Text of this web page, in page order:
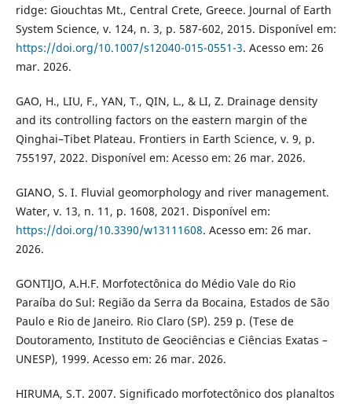
ridge: Giouchtas Mt., Central Crete, Greece. Journal of Earth
System Science, v. 124, n. 3, p. 587-602, 2015. Disponível em:
https://doi.org/10.1007/s12040-015-0551-3. Acesso em: 26
mar. 2026.
GAO, H., LIU, F., YAN, T., QIN, L., & LI, Z. Drainage density
and its controlling factors on the eastern margin of the
Qinghai–Tibet Plateau. Frontiers in Earth Science, v. 9, p.
755197, 2022. Disponível em: Acesso em: 26 mar. 2026.
GIANO, S. I. Fluvial geomorphology and river management.
Water, v. 13, n. 11, p. 1608, 2021. Disponível em:
https://doi.org/10.3390/w13111608. Acesso em: 26 mar.
2026.
GONTIJO, A.H.F. Morfotectônica do Médio Vale do Rio
Paraíba do Sul: Região da Serra da Bocaina, Estados de São
Paulo e Rio de Janeiro. Rio Claro (SP). 259 p. (Tese de
Doutoramento, Instituto de Geociências e Ciências Exatas –
UNESP), 1999. Acesso em: 26 mar. 2026.
HIRUMA, S.T. 2007. Significado morfotectônico dos planaltos